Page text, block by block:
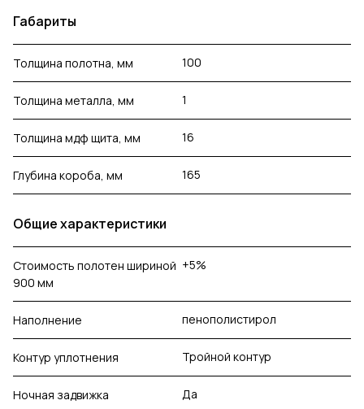
Габариты
Толщина полотна, мм 100
Толщина металла, мм 1
Толщина мдф щита, мм 16
Глубина короба, мм 165
Общие характеристики
Стоимость полотен шириной
900 мм
+5%
Наполнение пенополистирол
Контур уплотнения Тройной контур
Ночная задвижка Да